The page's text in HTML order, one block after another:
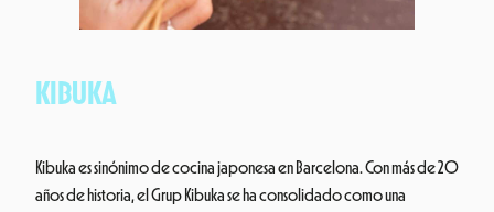
KIBUKA
Kibuka es sinónimo de cocina japonesa en Barcelona. Con más de 20
años de historia, el Grup Kibuka se ha consolidado como una